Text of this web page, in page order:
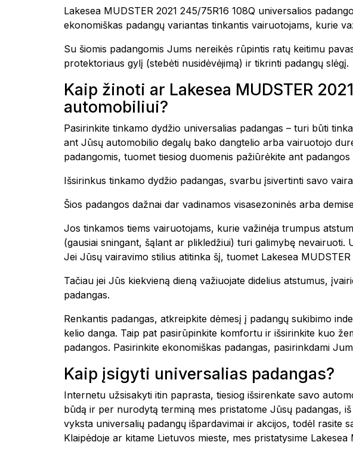
Lakesea MUDSTER 2021 245/75R16 108Q universalios
ekonomiškas padangų variantas tinkantis vairuotojams, kurie
Su šiomis padangomis Jums nereikės rūpintis ratų keitimu
protektoriaus gylį (stebėti nusidėvėjimą) ir tikrinti padangų slėgį.
Kaip žinoti ar Lakesea MUDSTER
automobiliui?
Pasirinkite tinkamo dydžio universalias padangas – turi būti
ant Jūsų automobilio degalų bako dangtelio arba vairuotojo
padangomis, tuomet tiesiog duomenis pažiūrėkite ant padangos
Išsirinkus tinkamo dydžio padangas, svarbu įsivertinti savo
Šios padangos dažnai dar vadinamos visasezoninės arba
Jos tinkamos tiems vairuotojams, kurie važinėja trumpus
(gausiai sningant, šąlant ar plikledžiui) turi galimybę nevairuoti.
Jei Jūsų vairavimo stilius atitinka šį, tuomet Lakesea
Tačiau jei Jūs kiekvieną dieną važiuojate didelius atstumus,
padangas.
Renkantis padangas, atkreipkite dėmesį į padangų sukibimo
kelio danga. Taip pat pasirūpinkite komfortu ir išsirinkite kuo
padangos. Pasirinkite ekonomiškas padangas, pasirinkdami
Kaip įsigyti universalias padangas?
Internetu užsisakyti itin paprasta, tiesiog išsirenkate savo
būdą ir per nurodytą terminą mes pristatome Jūsų padangas,
vyksta universalių padangų išpardavimai ir akcijos, todėl rasite
Klaipėdoje ar kitame Lietuvos mieste, mes pristatysime